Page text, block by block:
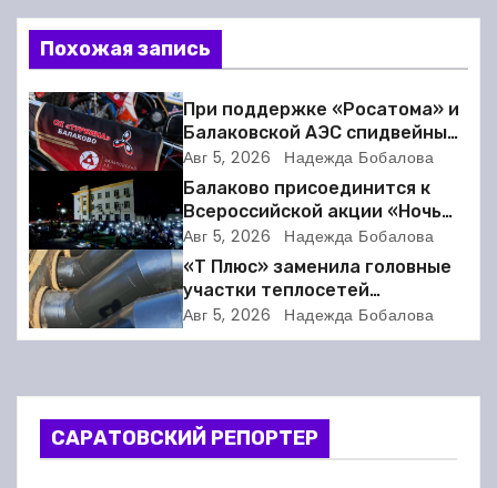
и
г
а
ц
и
я
п
о
з
Похожая запись
При поддержке «Росатома» и
Балаковской АЭС спидвейный
клуб «Турбина» обновил
материально-техническую
базу
Авг 5, 2026 Надежда Бобалова
Балаково присоединится к
Всероссийской акции «Ночь
кино»
Авг 5, 2026 Надежда Бобалова
«Т Плюс» заменила головные
участки теплосетей
Балаковской ТЭЦ-4 для
надёжного отопления
Авг 5, 2026 Надежда Бобалова
САРАТОВСКИЙ РЕПОРТЕР